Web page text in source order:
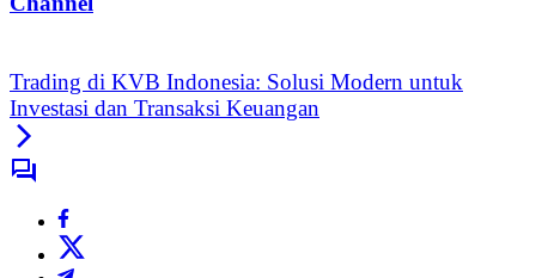
Trading di KVB Indonesia: Solusi Modern untuk
Investasi dan Transaksi Keuangan